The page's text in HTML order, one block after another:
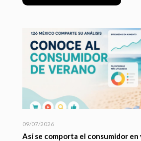
09/07/2026
Así se comporta el consumidor en